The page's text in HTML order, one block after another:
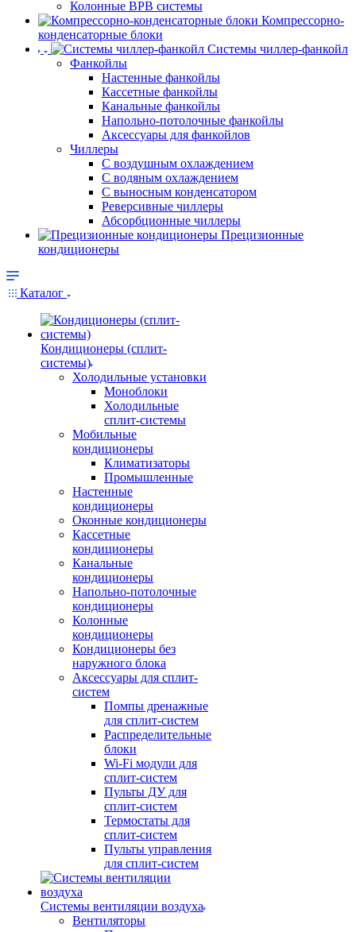
Колонные ВРВ системы
Компрессорно-
конденсаторные блоки
Системы чиллер-фанкойл
Фанкойлы
Настенные фанкойлы
Кассетные фанкойлы
Канальные фанкойлы
Напольно-потолочные фанкойлы
Аксессуары для фанкойлов
Чиллеры
С воздушным охлаждением
С водяным охлаждением
С выносным конденсатором
Реверсивные чиллеры
Абсорбционные чиллеры
Прецизионные
кондиционеры
Каталог
Кондиционеры (сплит-
системы)
Холодильные установки
Моноблоки
Холодильные
сплит-системы
Мобильные
кондиционеры
Климатизаторы
Промышленные
Настенные
кондиционеры
Оконные кондиционеры
Кассетные
кондиционеры
Канальные
кондиционеры
Напольно-потолочные
кондиционеры
Колонные
кондиционеры
Кондиционеры без
наружного блока
Аксессуары для сплит-
систем
Помпы дренажные
для сплит-систем
Распределительные
блоки
Wi-Fi модули для
сплит-систем
Пульты ДУ для
сплит-систем
Термостаты для
сплит-систем
Пульты управления
для сплит-систем
Системы вентиляции воздуха
Вентиляторы